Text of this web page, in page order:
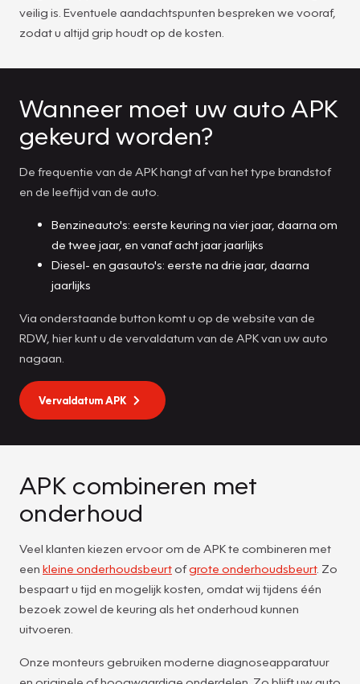
veilig is. Eventuele aandachtspunten bespreken we vooraf,
zodat u altijd grip houdt op de kosten.
Wanneer moet uw auto APK
gekeurd worden?
De frequentie van de APK hangt af van het type brandstof
en de leeftijd van de auto.
Benzineauto's: eerste keuring na vier jaar, daarna om
de twee jaar, en vanaf acht jaar jaarlijks
Diesel- en gasauto's: eerste na drie jaar, daarna
jaarlijks
Via onderstaande button komt u op de website van de
RDW, hier kunt u de vervaldatum van de APK van uw auto
nagaan.
Vervaldatum APK
APK combineren met
onderhoud
Veel klanten kiezen ervoor om de APK te combineren met
een kleine onderhoudsbeurtofgrote onderhoudsbeurt. Zo
bespaart u tijd en mogelijk kosten, omdat wij tijdens één
bezoek zowel de keuring als het onderhoud kunnen
uitvoeren.
Onze monteurs gebruiken moderne diagnoseapparatuur